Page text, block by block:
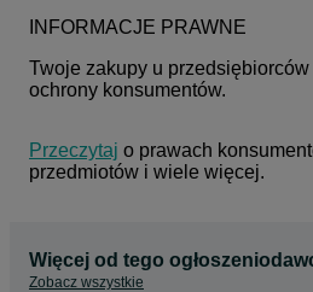
INFORMACJE PRAWNE
Twoje zakupy u
ochrony konsumentów.
Przeczytaj o prawach
przedmiotów i wiele więcej.
Więcej od tego
Zobacz wszystkie